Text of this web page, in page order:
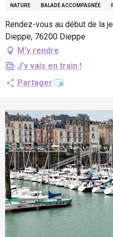
NATURE
BALADE ACCOMPAGNÉE
Rendez-vous au début de la
Dieppe, 76200 Dieppe
M'y rendre
J'y vais en train !
Partager Ajouter aux